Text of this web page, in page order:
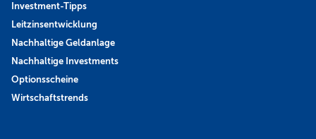
Investment-Tipps
Leitzinsentwicklung
Nachhaltige Geldanlage
Nachhaltige Investments
Optionsscheine
Wirtschaftstrends